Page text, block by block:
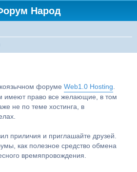
Народ
форуме Web1.0 Hosting.
имеют право все желающие, в том
не по теме хостинга, в
приличия и приглашайте друзей.
как полезное средство обмена
времяпровождения.